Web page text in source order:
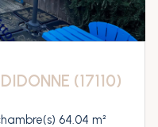
(17110)
Appartement 2 pièce(s) 1 chambre(s) 64.04 m²